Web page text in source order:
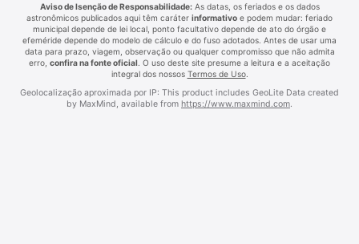
Aviso de Isenção de Responsabilidade:As datas, os feriados e os dados
astronômicos publicados aqui têm caráter informativo e podem mudar: feriado
municipal depende de lei local, ponto facultativo depende de ato do órgão e
efeméride depende do modelo de cálculo e do fuso adotados. Antes de usar uma
data para prazo, viagem, observação ou qualquer compromisso que não admita
erro, confira na fonte oficial . O uso deste site presume a leitura e a aceitação
integral dos nossos Termos de Uso.
Geolocalização aproximada por IP: This product includes GeoLite Data created
by MaxMind, available from https://www.maxmind.com.